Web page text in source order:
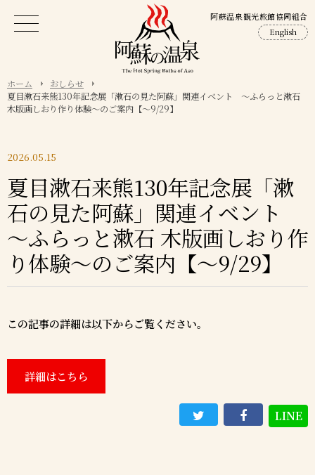
阿蘇温泉観光旅館協同組合
English
ホーム
おしらせ
夏目漱石来熊130年記念展「漱石の見た阿蘇」関連イベント ～ふらっと漱石
木版画しおり作り体験～のご案内【～9/29】
2026.05.15
夏目漱石来熊130年記念展「漱
石の見た阿蘇」関連イベント
～ふらっと漱石 木版画しおり作
り体験～のご案内【～9/29】
この記事の詳細は以下からご覧ください。
詳細はこちら
LINE